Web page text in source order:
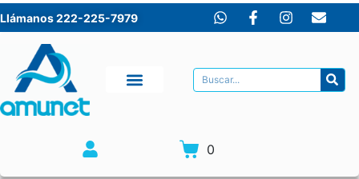
Llámanos 222-225-7979
0